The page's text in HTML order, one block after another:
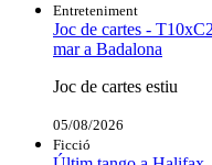
Entreteniment
Joc de cartes -
mar a Badalona
Joc de cartes estiu
05/08/2026
Ficció